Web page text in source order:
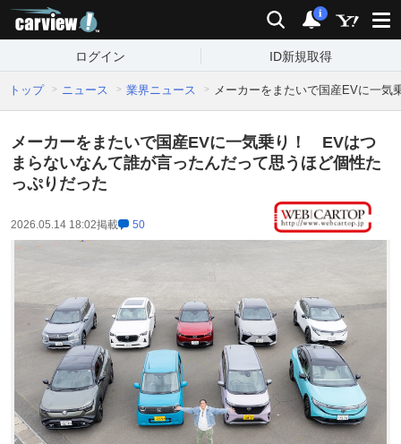
検索 通知
i
ログイン ID新規取得
トップ ニュース 業界ニュース メーカーをまたいで国産EVに一
メーカーをまたいで国産EVに一気乗り！ EVはつ
まらないなんて誰が言ったんだって思うほど個性た
っぷりだった
2026.05.14 18:02掲載 50